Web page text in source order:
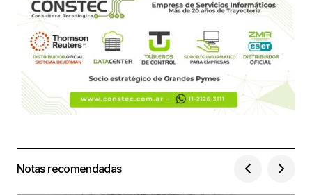
Notas recomendadas